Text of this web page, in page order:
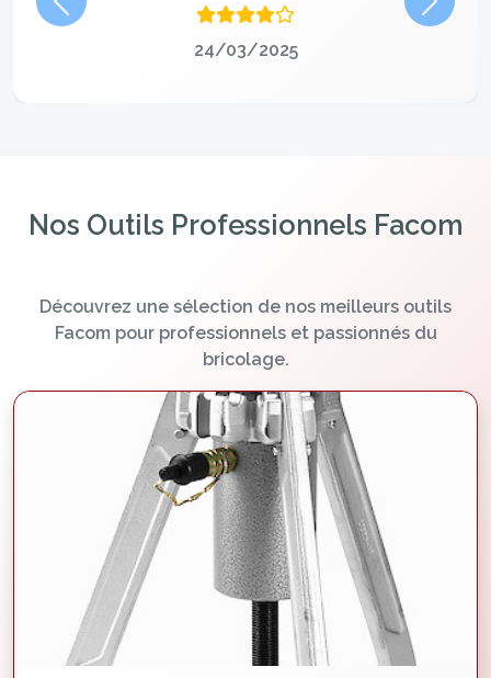
24/03/2025
Précédent
Nos Outils Professionnels Facom
Découvrez une sélection de nos meilleurs outils
Facom pour professionnels et passionnés du
bricolage.